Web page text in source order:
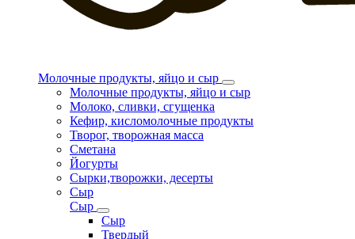
Молочные продукты, яйцо и сыр
Молочные продукты, яйцо и сыр
Молоко, сливки, сгущенка
Кефир, кисломолочные продукты
Творог, творожная масса
Сметана
Йогурты
Сырки,творожки, десерты
Сыр
Сыр
Сыр
Твердый